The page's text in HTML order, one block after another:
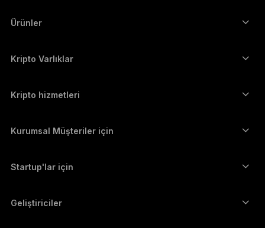
Ürünler
Donanım Cüzdan
Ledger Stax
Ledger Nano Classics
Paket Teklifler
Tüm ürünler
Kripto Varlıklar
Ethereum cüzdanı
Cardano cüzdanı
Monero cüzdanı
Tüm varlıkları görün
Kripto hizmetleri
Kripto satın alın
Kripto takas edin
Kurumsal Müşteriler için
Startup'lar için
Geliştiriciler